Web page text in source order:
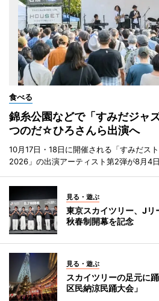
食べる
錦糸公園などで「すみだジャ
つのだ☆ひろさんら出演へ
10月17日・18日に開催される「すみだス
2026」の出演アーティスト第2弾が8月4日
見る・遊ぶ
東京スカイツリー、J
秋春制開幕を記念
見る・遊ぶ
スカイツリーの足元に
区民納涼民踊大会」